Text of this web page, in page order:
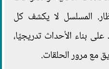
المسلسل لا يكشف كل
على بناء الأحداث تدريجيًا،
مع مرور الحلقات.